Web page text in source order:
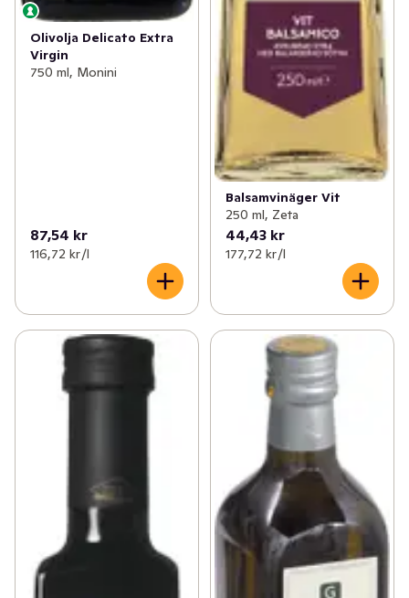
Olivolja Delicato Extra
Virgin
750 ml, Monini
87,54 kr
116,72 kr /l
Balsamvinäger Vit
250 ml, Zeta
44,43 kr
177,72 kr /l